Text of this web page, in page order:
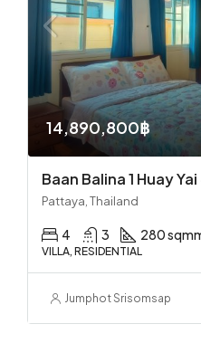
14,890,800฿
Baan Balina 1 Huay
Pattaya, Thailand
4 3 280 sqm
VILLA, RESIDENTIAL
Jumphot Srisomsap